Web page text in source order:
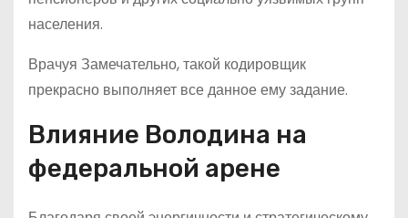
населения.
Врачуя Замечательно, такой кодировщик
прекрасно выполняет все данное ему задание.
Влияние Володина на
федеральной арене